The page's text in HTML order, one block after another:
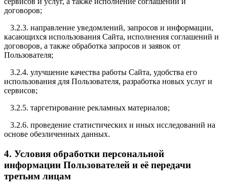
договоров;
3.2.3. направление уведомлений, запросов и информации,
касающихся использования Сайта, исполнения соглашений и
договоров, а также обработка запросов и заявок от
Пользователя;
3.2.4. улучшение качества работы Сайта, удобства его
использования для Пользователя, разработка новых услуг и
сервисов;
3.2.5. таргетирование рекламных материалов;
3.2.6. проведение статистических и иных исследований на
основе обезличенных данных.
4. Условия обработки персональной
информации Пользователей и её передачи
третьим лицам